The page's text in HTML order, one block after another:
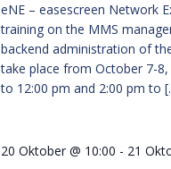
eNE – easescreen Network
training on the MMS
backend administration of
take place from October 7-
to 12:00 pm and 2:00 pm to
20 Oktober @ 10:00 - 21